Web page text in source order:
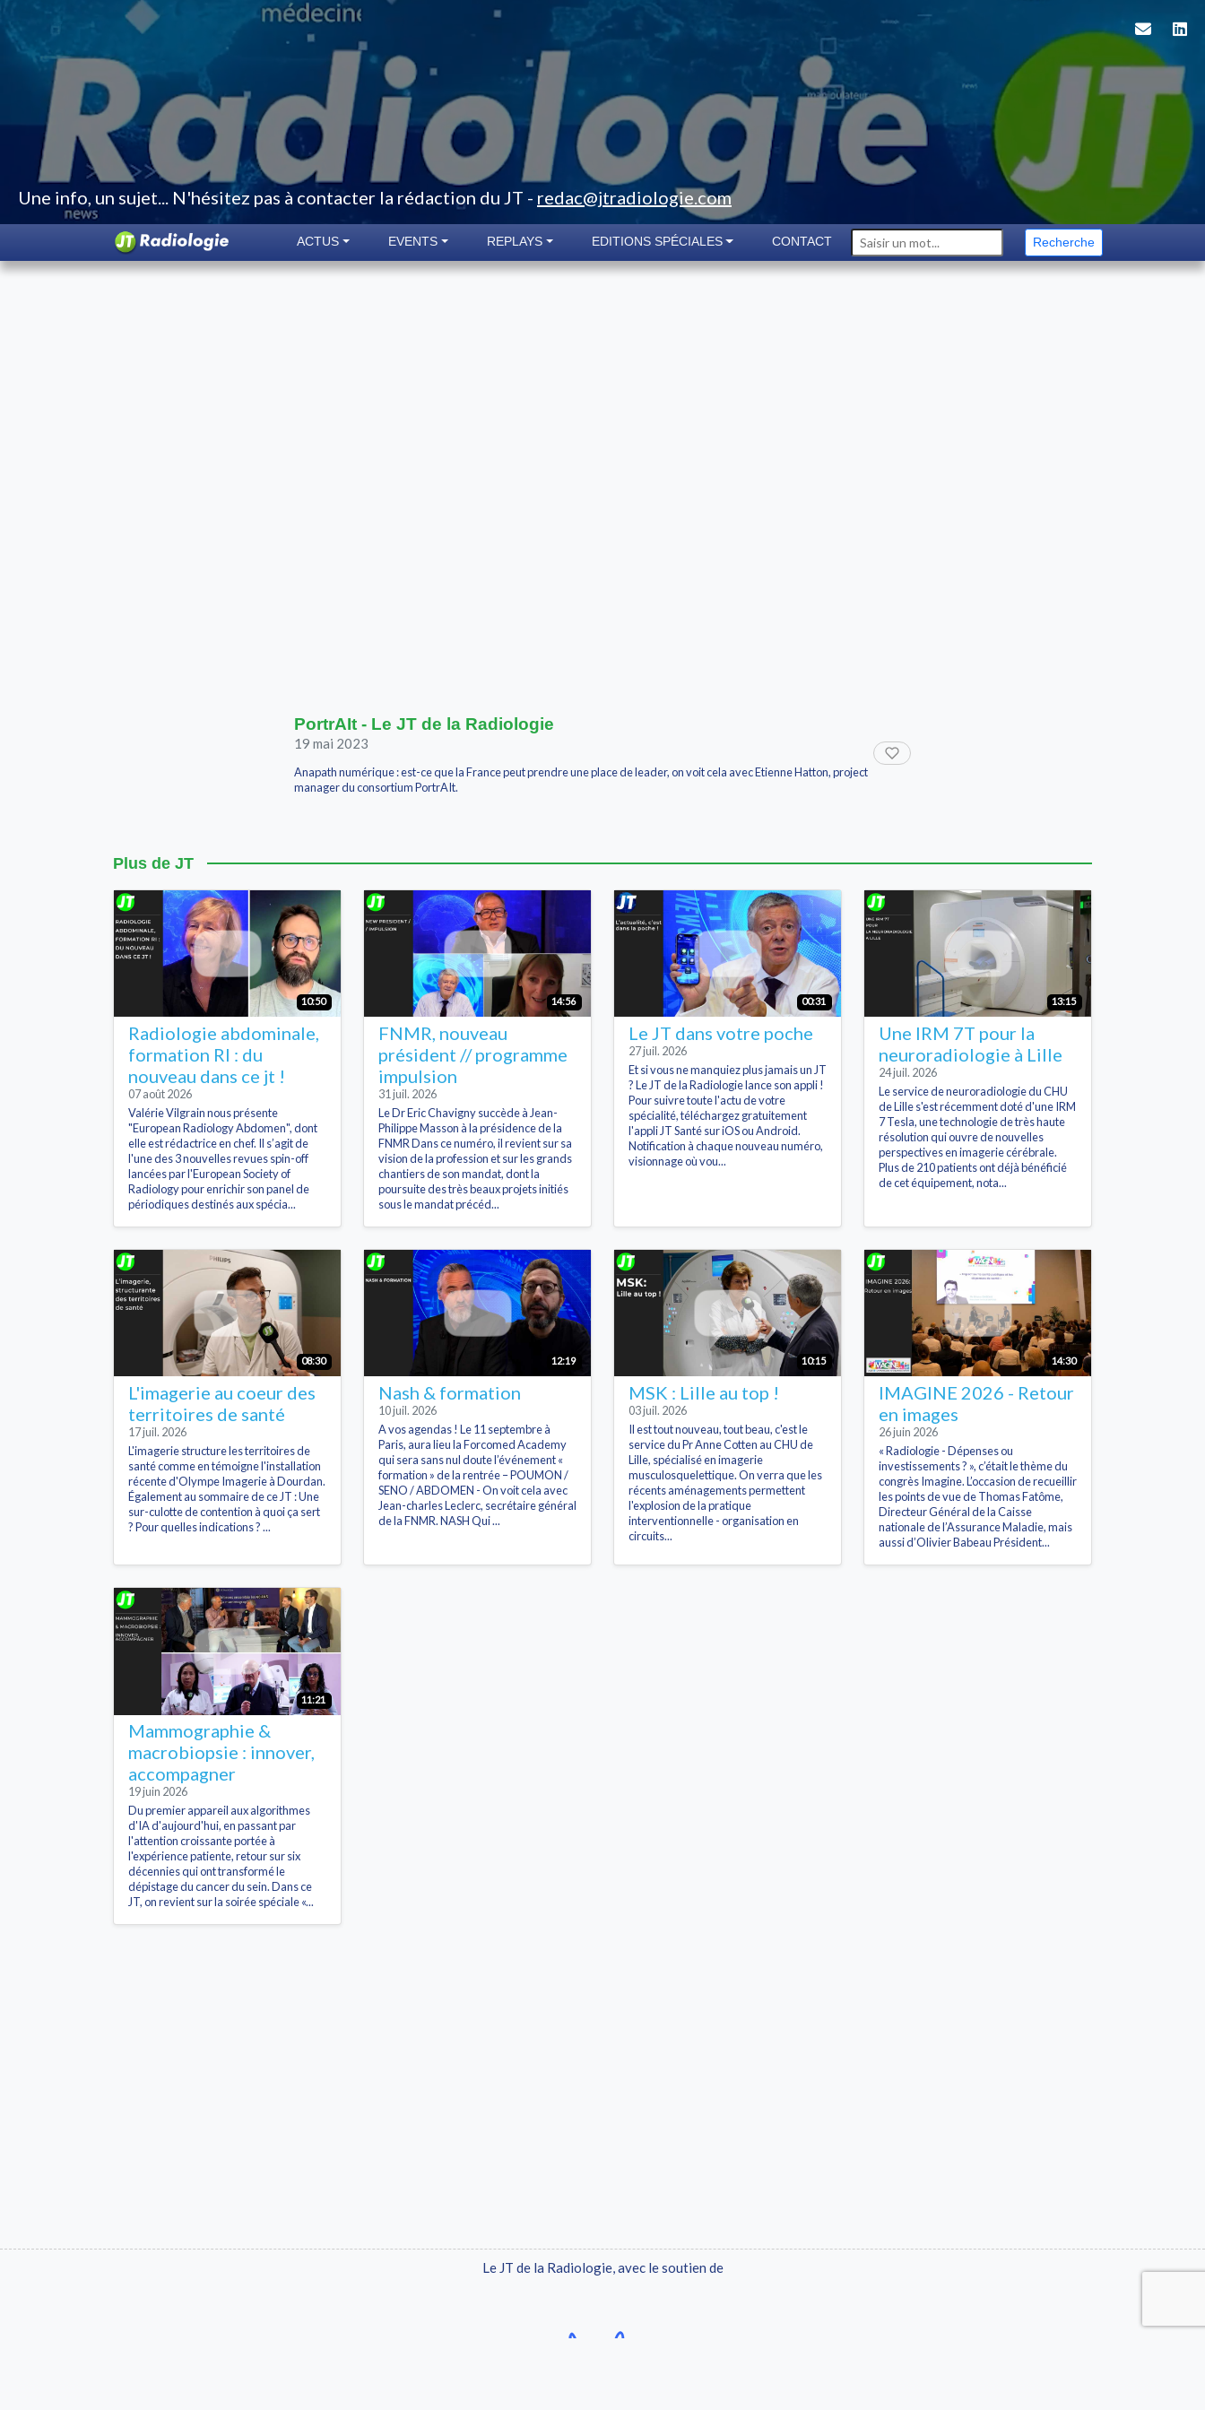
Une info, un sujet... N'hésitez pas à contacter la rédaction du JT - redac@jtradiologie.com
ACTUS EVENTS REPLAYS EDITIONS SPÉCIALES CONTACT Recherche
PortrAIt - Le JT de la Radiologie
19 mai 2023
Anapath numérique : est-ce que la France peut prendre une place de leader, on voit cela avec Etienne Hatton, project
manager du consortium PortrAIt.
Plus de JT
10:50
Radiologie abdominale,
formation RI : du
nouveau dans ce jt !
07 août 2026
Valérie Vilgrain nous présente
"European Radiology Abdomen", dont
elle est rédactrice en chef. Il s’agit de
l'une des 3 nouvelles revues spin-off
lancées par l'European Society of
Radiology pour enrichir son panel de
périodiques destinés aux spécia...
14:56
FNMR, nouveau
président // programme
impulsion
31 juil. 2026
Le Dr Eric Chavigny succède à Jean-
Philippe Masson à la présidence de la
FNMR Dans ce numéro, il revient sur sa
vision de la profession et sur les grands
chantiers de son mandat, dont la
poursuite des très beaux projets initiés
sous le mandat précéd...
00:31
Le JT dans votre poche
27 juil. 2026
Et si vous ne manquiez plus jamais un JT
? Le JT de la Radiologie lance son appli !
Pour suivre toute l'actu de votre
spécialité, téléchargez gratuitement
l'appli JT Santé sur iOS ou Android.
Notification à chaque nouveau numéro,
visionnage où vou...
13:15
Une IRM 7T pour la
neuroradiologie à Lille
24 juil. 2026
Le service de neuroradiologie du CHU
de Lille s'est récemment doté d'une IRM
7 Tesla, une technologie de très haute
résolution qui ouvre de nouvelles
perspectives en imagerie cérébrale.
Plus de 210 patients ont déjà bénéficié
de cet équipement, nota...
08:30
L'imagerie au coeur des
territoires de santé
17 juil. 2026
L'imagerie structure les territoires de
santé comme en témoigne l'installation
récente d'Olympe Imagerie à Dourdan.
Également au sommaire de ce JT : Une
sur-culotte de contention à quoi ça sert
? Pour quelles indications ? ...
12:19
Nash & formation
10 juil. 2026
A vos agendas ! Le 11 septembre à
Paris, aura lieu la Forcomed Academy
qui sera sans nul doute l’événement «
formation » de la rentrée – POUMON /
SENO / ABDOMEN - On voit cela avec
Jean-charles Leclerc, secrétaire général
de la FNMR. NASH Qui ...
10:15
MSK : Lille au top !
03 juil. 2026
Il est tout nouveau, tout beau, c'est le
service du Pr Anne Cotten au CHU de
Lille, spécialisé en imagerie
musculosquelettique. On verra que les
récents aménagements permettent
l'explosion de la pratique
interventionnelle - organisation en
circuits...
14:30
IMAGINE 2026 - Retour
en images
26 juin 2026
« Radiologie - Dépenses ou
investissements ? », c’était le thème du
congrès Imagine. L’occasion de recueillir
les points de vue de Thomas Fatôme,
Directeur Général de la Caisse
nationale de l’Assurance Maladie, mais
aussi d’Olivier Babeau Président...
11:21
Mammographie &
macrobiopsie : innover,
accompagner
19 juin 2026
Du premier appareil aux algorithmes
d'IA d'aujourd'hui, en passant par
l'attention croissante portée à
l'expérience patiente, retour sur six
décennies qui ont transformé le
dépistage du cancer du sein. Dans ce
JT, on revient sur la soirée spéciale «...
Le JT de la Radiologie, avec le soutien de